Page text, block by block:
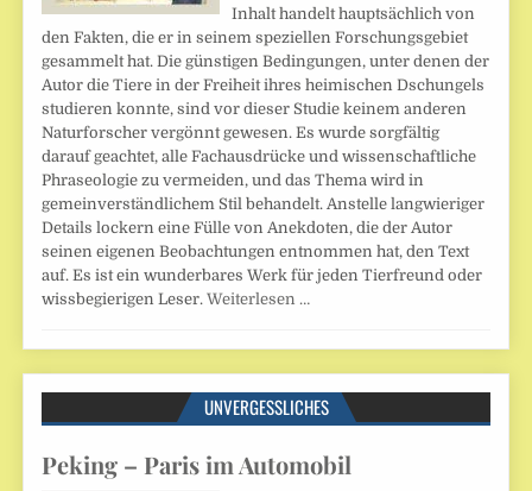
Inhalt handelt hauptsächlich von
den Fakten, die er in seinem speziellen Forschungsgebiet
gesammelt hat. Die günstigen Bedingungen, unter denen der
Autor die Tiere in der Freiheit ihres heimischen Dschungels
studieren konnte, sind vor dieser Studie keinem anderen
Naturforscher vergönnt gewesen. Es wurde sorgfältig
darauf geachtet, alle Fachausdrücke und wissenschaftliche
Phraseologie zu vermeiden, und das Thema wird in
gemeinverständlichem Stil behandelt. Anstelle langwieriger
Details lockern eine Fülle von Anekdoten, die der Autor
seinen eigenen Beobachtungen entnommen hat, den Text
auf. Es ist ein wunderbares Werk für jeden Tierfreund oder
wissbegierigen Leser.Weiterlesen …
UNVERGESSLICHES
Peking – Paris im Automobil